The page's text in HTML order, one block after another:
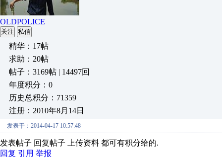
OLDPOLICE
关注 私信
精华：17帖
求助：20帖
帖子：3169帖 | 14497回
年度积分：0
历史总积分：71359
注册：2010年8月14日
发表于：2014-04-17 10:57:48
发表帖子 回复帖子 上传资料 都可有积分给的.
回复 引用 举报